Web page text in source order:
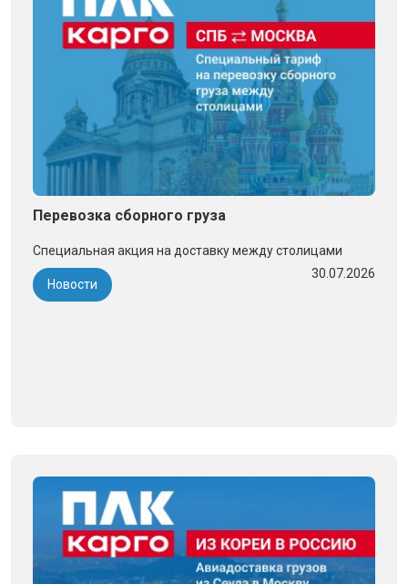
Перевозка сборного груза
Специальная акция на доставку между столицами
Новости
30.07.2026